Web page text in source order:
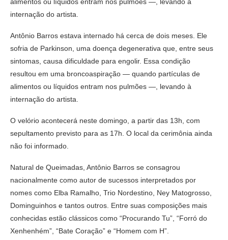
internação do artista.
Antônio Barros estava internado há cerca de dois meses. Ele
sofria de Parkinson, uma doença degenerativa que, entre seus
sintomas, causa dificuldade para engolir. Essa condição
resultou em uma broncoaspiração — quando partículas de
alimentos ou líquidos entram nos pulmões —, levando à
internação do artista.
O velório acontecerá neste domingo, a partir das 13h, com
sepultamento previsto para as 17h. O local da cerimônia ainda
não foi informado.
Natural de Queimadas, Antônio Barros se consagrou
nacionalmente como autor de sucessos interpretados por
nomes como Elba Ramalho, Trio Nordestino, Ney Matogrosso,
Dominguinhos e tantos outros. Entre suas composições mais
conhecidas estão clássicos como “Procurando Tu”, “Forró do
Xenhenhém”, “Bate Coração” e “Homem com H”.